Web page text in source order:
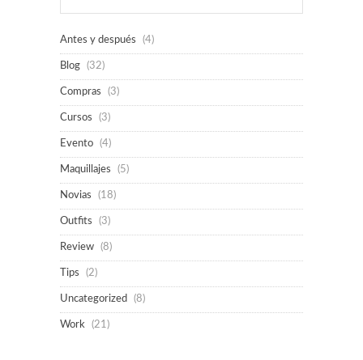
Antes y después (4)
Blog (32)
Compras (3)
Cursos (3)
Evento (4)
Maquillajes (5)
Novias (18)
Outfits (3)
Review (8)
Tips (2)
Uncategorized (8)
Work (21)